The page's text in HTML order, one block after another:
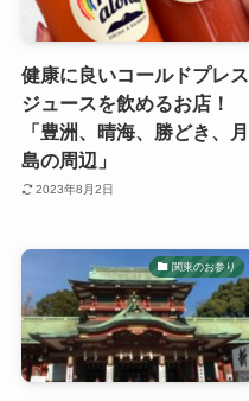
健康に良いコールドプレス
ジュースを飲めるお店！
「豊洲、晴海、勝どき、月
島の周辺」
2023年8月2日
関東のお参り